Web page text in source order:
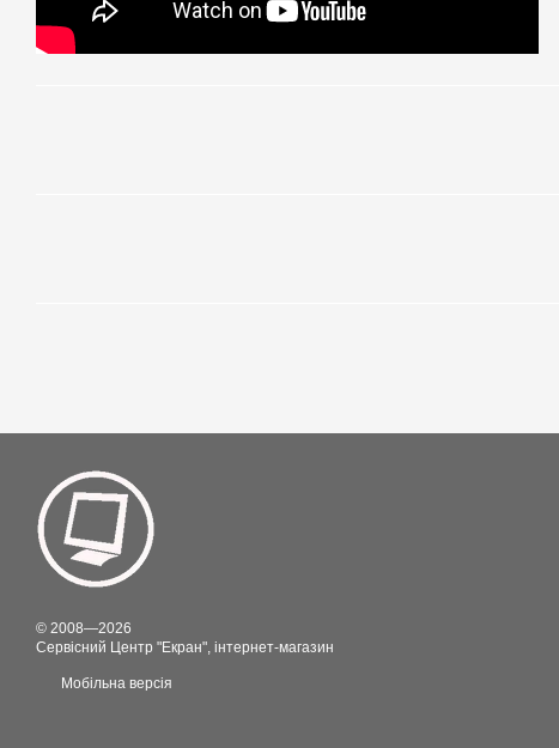
© 2008—2026
Сервісний Центр "Екран", інтернет-магазин
Мобільна версія